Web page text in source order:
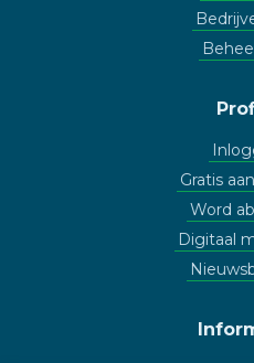
Gratis
Word
Digitaal